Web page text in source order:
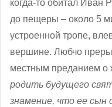
когда-то обитал Иван
до пещеры – около 5
устроенной тропе,
вершине. Любчо
местным преданием о
родить будущего
знамение, что ее сын